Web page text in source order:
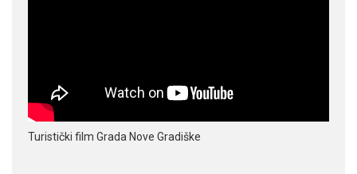
Turistički film Grada Nove Gradiške